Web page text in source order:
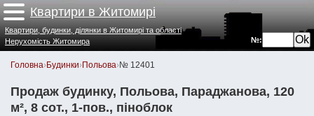
Квартири в Житомирі
№:
Квартири, будинки, ділянки в Житомирі та області
Нерухомість Житомира
Головна›Будинки›Польова›№ 12401
Продаж будинку, Польова, Параджанова, 120
м², 8 сот., 1-пов., піноблок